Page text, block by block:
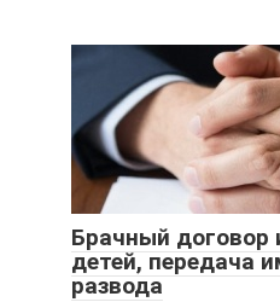
Брачный договор
детей, передача
развода